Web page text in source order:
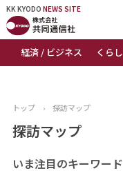
KK KYODO NEWS SITE
経済 / ビジネス くらし
KK KYODONEWS SITE
トップページ
ニュース
おすすめコンテンツ
トップ › 探訪マップ
探訪マップ
いま注目のキーワード